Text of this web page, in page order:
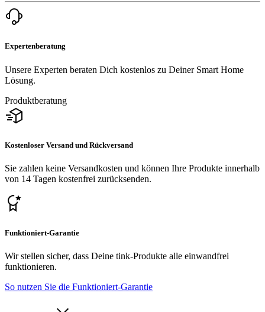
Expertenberatung
Unsere Experten beraten Dich kostenlos zu Deiner Smart Home
Lösung.
Produktberatung
Kostenloser Versand und Rückversand
Sie zahlen keine Versandkosten und können Ihre Produkte innerhalb
von 14 Tagen kostenfrei zurücksenden.
Funktioniert-Garantie
Wir stellen sicher, dass Deine tink-Produkte alle einwandfrei
funktionieren.
So nutzen Sie die Funktioniert-Garantie